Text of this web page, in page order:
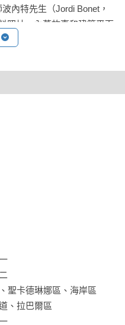
內特先生（Jordi Bonet，
照片、內幕故事和建築平面
第及其曠世傑作。
、從交通到住宿、從飲食
從如何認路到如何退稅，
全，清楚翔實！
款高第建築精美書卡。
的最新修建進度如何？能
變？
點和人氣夯店？
1992年主辦的奧運、成績
，
富也最真實深入的巴塞隆
年文明歷史和百萬人
聖卡德琳娜區、海岸區
、拉巴爾區